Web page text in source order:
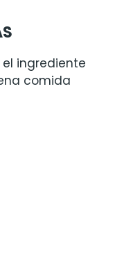
ingrediente
comida